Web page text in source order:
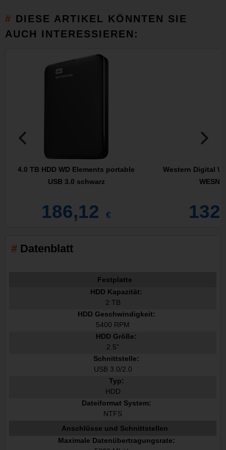
DIESE ARTIKEL KÖNNTEN SIE
AUCH INTERESSIEREN:
4.0 TB HDD WD Elements portable
USB 3.0 schwarz
186,12 €
Western Digital
WESN
Datenblatt
Festplatte
HDD Kapazität:
2 TB
HDD Geschwindigkeit:
5400 RPM
HDD Größe:
2.5"
Schnittstelle:
USB 3.0/2.0
Typ:
HDD
Dateiformat System:
NTFS
Anschlüsse und Schnittstellen
Maximale Datenübertragungsrate: